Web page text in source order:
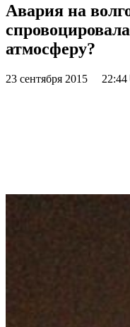
Авария на
атмосферу?
23 сентября 2015 22:44